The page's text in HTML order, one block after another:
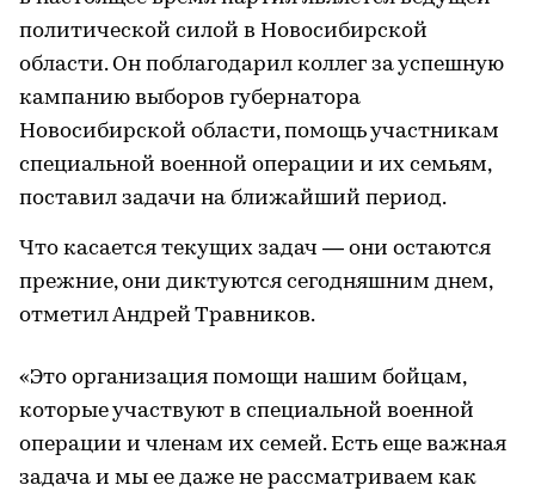
политической силой в Новосибирской
области. Он поблагодарил коллег за успешную
кампанию выборов губернатора
Новосибирской области, помощь участникам
специальной военной операции и их семьям,
поставил задачи на ближайший период.
Что касается текущих задач — они остаются
прежние, они диктуются сегодняшним днем,
отметил Андрей Травников.
«Это организация помощи нашим бойцам,
которые участвуют в специальной военной
операции и членам их семей. Есть еще важная
задача и мы ее даже не рассматриваем как